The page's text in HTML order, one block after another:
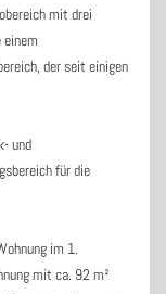
mit drei
der seit einigen
und
für die
im 1.
mit ca. 92 m²